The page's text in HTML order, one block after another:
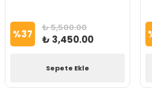
%37 ₺ 5,500.00
₺ 3,450.00
Sepete Ekle